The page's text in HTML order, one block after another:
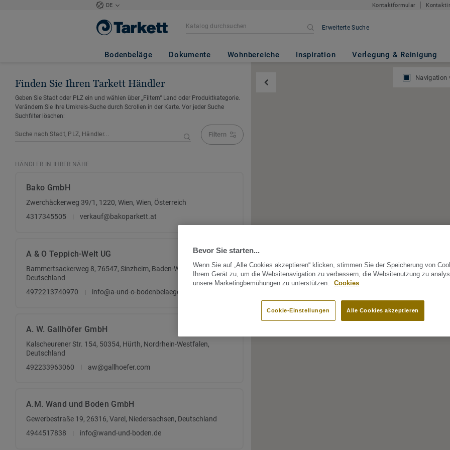
DE Kontaktformular
Erweiterte Suche
Bodenbeläge Dokumente Wohnbereiche Inspiration Verlegung & Reinigung
Finden Sie Ihren Tarkett Händler
Geben Sie Stadt oder PLZ ein und wählen über „Filtern“ Land oder Produktkategorie.
Verändern Sie Ihre Umkreis-Suche durch Scrollen in der Karte. Vor jeder Suche
Suchfilter löschen:
Filtern
HÄNDLER IN IHRER NÄHE
Bako GmbH
Zwerchäckerweg 39/1, 1220, Wien, Wien, Österreich
4317345505
verkauf@bakoparkett.at
A & O Teppich-Welt UG
Bammertsackerweg 8, 76547, Sinzheim, Baden-Württemberg,
Deutschland
4972213740970
info@a-und-o-bodenbelaege.de
A. W. Gallhöfer GmbH
Kalscheurener Str. 154, 50354, Hürth, Nordrhein-Westfalen,
Deutschland
492233963060
aw@gallhoefer.com
A.M. Wand und Boden GmbH
Gewerbestraße 19, 26316, Varel, Niedersachsen, Deutschland
4944517838
info@wand-und-boden.de
Navigation
Bevor Sie starten...
Wenn Sie auf „Alle Cookies akzeptieren“ klicken, stimmen Sie der Speicherung von
Ihrem Gerät zu, um die Websitenavigation zu verbessern, die Websitenutzung zu
unsere Marketingbemühungen zu unterstützen.
Cookies
Alle Cookies akzeptieren
Cookie-Einstellungen